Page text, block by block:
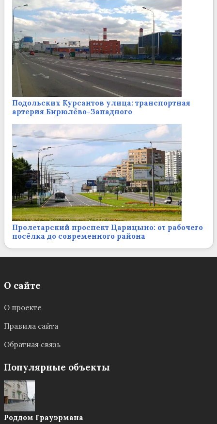
Подольских Курсантов улица: транспортная
артерия Бирюлёво-Западного
Пролетарский проспект Царицыно: от рабочего
посёлка до современного района
О сайте
О проекте
Правила сайта
Обратная связь
Популярные объекты
Роддом Грауэрмана